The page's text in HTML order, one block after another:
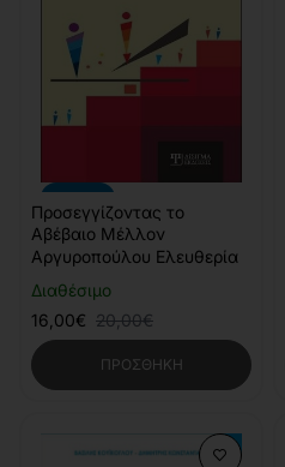
Διαθέσιμο
Προσεγγίζοντας το
Αβέβαιο Μέλλον
Αργυροπούλου Ελευθερία
16,00€ 20,00€
ΠΡΟΣΘΉΚΗ